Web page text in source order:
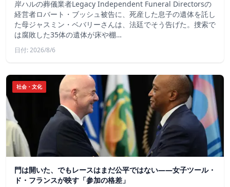
岸ハルの葬儀業者Legacy Independent Funeral Directorsの
経営者ロバート・ブッシュ被告に、死産した息子の遺体を託し
た母ジャスミン・ベバリーさんは、法廷でそう告げた。捜索で
は腐敗した35体の遺体が床や棚…
日付: 2026/8/6
社会・文化
門は開いた、でもレースはまだ公平ではない――女子ツール・
ド・フランスが映す「参加の格差」